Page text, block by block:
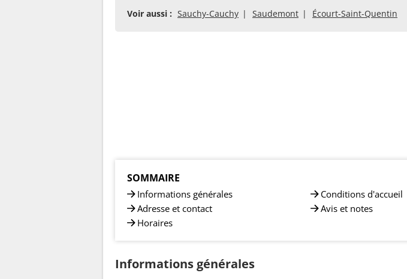
Voir aussi : Sauchy-Cauchy Saudemont Écourt-Saint-Quentin
SOMMAIRE
Informations générales
Adresse et contact
Horaires
Conditions d'accueil
Avis et notes
Informations générales